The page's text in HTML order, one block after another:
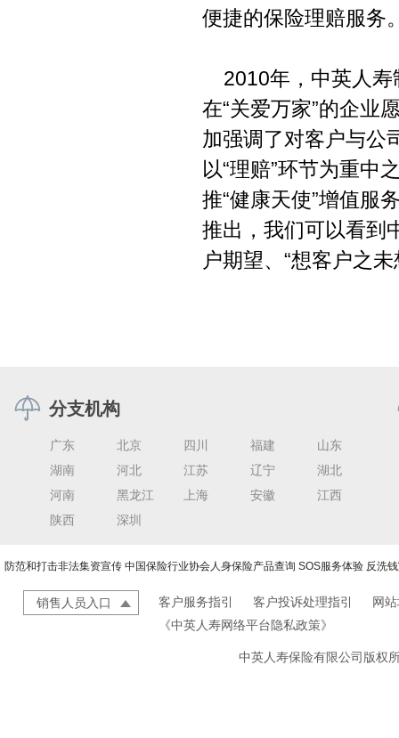
便捷的保险理赔服务
2010年，中英人寿
在“关爱万家”的企业
加强调了对客户与公
以“理赔”环节为重中
推“健康天使”增值服
推出，我们可以看到
户期望、“想客户之
分支机构
广东 北京 四川 福建
山东
湖南
河北 江苏 辽宁
湖北
河南
黑龙江 上海 安徽
江西
陕西
深圳
防范和打击非法集资宣传 中国保险行业协会人身保险产品查询 SOS服务体验 反洗
销售人员入口 客户服务指引 客户投诉处理指引
网
《中英人寿网络平台隐私政策》
中英人寿保险有限公司版权